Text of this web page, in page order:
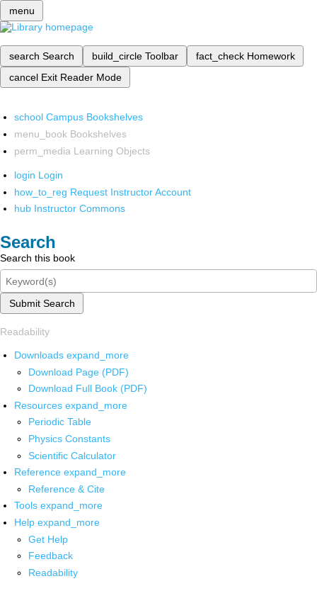
menu
search Search build_circle Toolbar fact_check Homework
cancel Exit Reader Mode
school Campus Bookshelves
menu_book Bookshelves
perm_media Learning Objects
login Login
how_to_reg Request Instructor Account
hub Instructor Commons
Search
Search this book
Submit Search
Readability
Downloads expand_more
Download Page (PDF)
Download Full Book (PDF)
Resources expand_more
Periodic Table
Physics Constants
Scientific Calculator
Reference expand_more
Reference & Cite
Tools expand_more
Help expand_more
Get Help
Feedback
Readability